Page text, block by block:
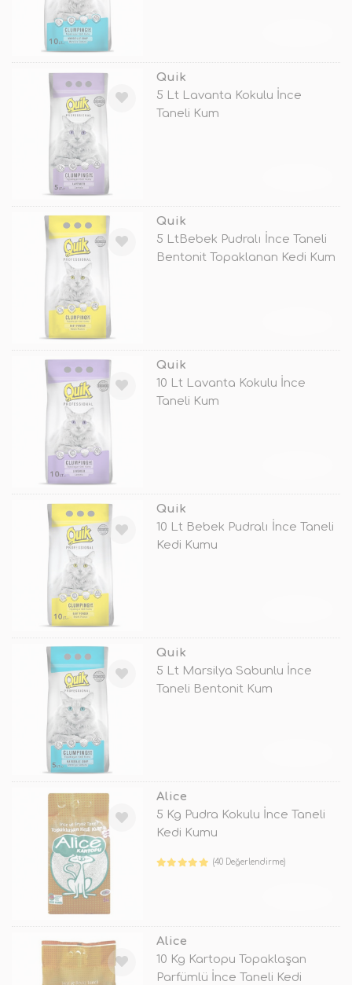
Quik
5 Lt Lavanta Kokulu İnce
Taneli Kum
Quik
5 LtBebek Pudralı İnce Taneli
Bentonit Topaklanan Kedi Kum
Quik
10 Lt Lavanta Kokulu İnce
Taneli Kum
Quik
10 Lt Bebek Pudralı İnce Taneli
Kedi Kumu
Quik
5 Lt Marsilya Sabunlu İnce
Taneli Bentonit Kum
Alice
5 Kg Pudra Kokulu İnce Taneli
Kedi Kumu
(40 Değerlendirme)
Alice
10 Kg Kartopu Topaklaşan
Parfümlü İnce Taneli Kedi